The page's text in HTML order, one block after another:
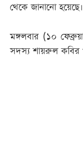
থেকে জানানো হয়েছে।
মঙ্গলবার (১০
সদস্য শায়রুল কবির